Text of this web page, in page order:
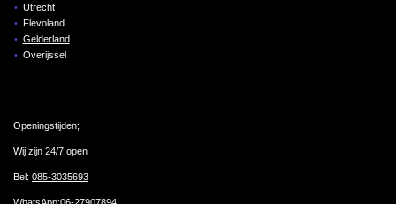
Utrecht
Flevoland
Gelderland
Overijssel
Openingstijden;
Wij zijn 24/7 open
Bel: 085-3035693